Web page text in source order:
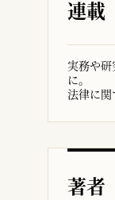
連載
実務や
に。
法律に関
著者